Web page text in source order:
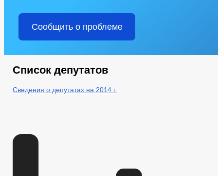
Сообщить о проблеме
Список депутатов
Сведения о депутатах на 2014 г.